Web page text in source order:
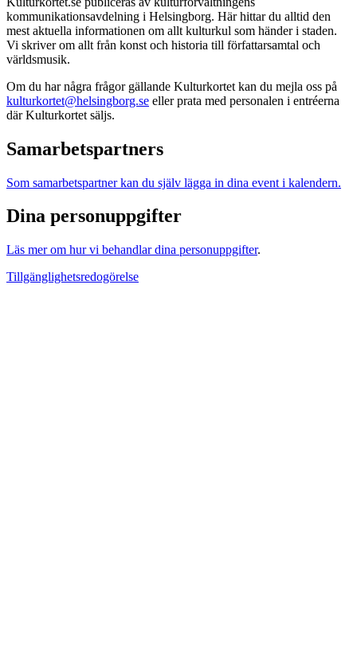
kommunikationsavdelning i Helsingborg. Här hittar du alltid den
mest aktuella informationen om allt kulturkul som händer i staden.
Vi skriver om allt från konst och historia till författarsamtal och
världsmusik.
Om du har några frågor gällande Kulturkortet kan du mejla oss på
kulturkortet@helsingborg.se eller prata med personalen i entréerna
där Kulturkortet säljs.
Samarbetspartners
Som samarbetspartner kan du själv lägga in dina event i kalendern.
Dina personuppgifter
Läs mer om hur vi behandlar dina personuppgifter.
Tillgänglighetsredogörelse